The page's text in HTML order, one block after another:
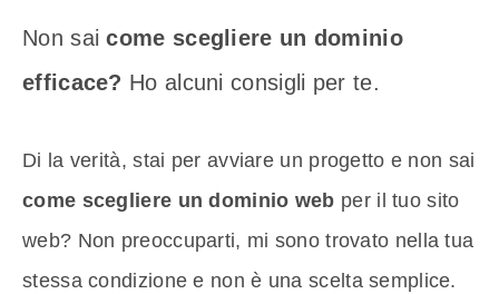
Non saicome scegliere un dominio
efficace? Ho alcuni consigli per te.
Di la verità, stai per avviare un progetto e non sai
come scegliere un dominio web per il tuo sito
web? Non preoccuparti, mi sono trovato nella tua
stessa condizione e non è una scelta semplice.